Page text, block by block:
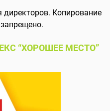
Копирование
“ХОРОШЕЕ МЕСТО”